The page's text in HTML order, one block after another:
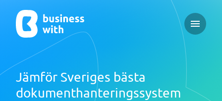
Open
Jämför Sveriges bästa
dokumenthanteringssystem